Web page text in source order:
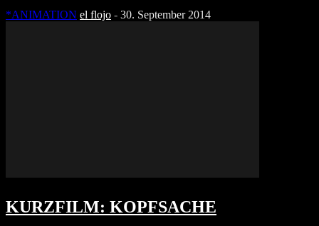
*ANIMATION el flojo - 30. September 2014
KURZFILM: KOPFSACHE